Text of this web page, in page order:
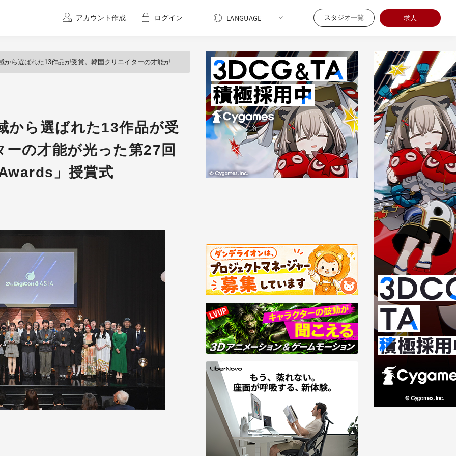
アカウント作成 ログイン スタジオ一覧 求人
13作品が受賞。韓国クリエイターの才能が光った第27回「DigiCon6 ASIA Awards」授賞式
から選ばれた13作品が受
の才能が光った第27回
」授賞式